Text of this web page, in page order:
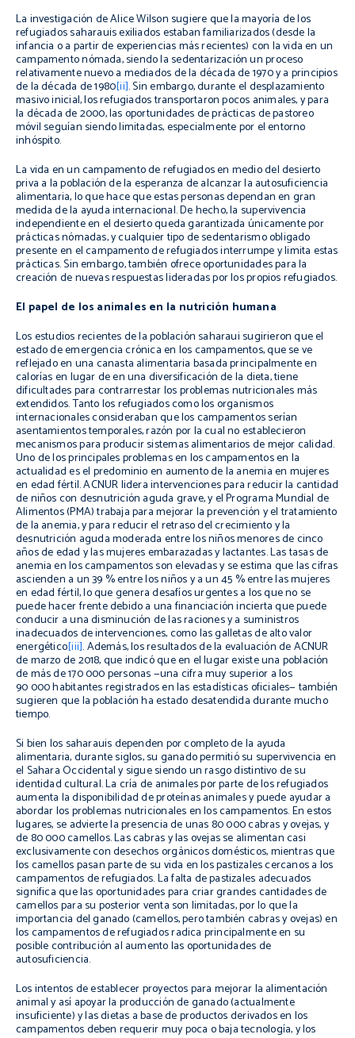
La investigación de Alice Wilson sugiere que la mayoría de los
refugiados saharauis exiliados estaban familiarizados (desde la
infancia o a partir de experiencias más recientes) con la vida en un
campamento nómada, siendo la sedentarización un proceso
relativamente nuevo a mediados de la década de 1970 y a principios
de la década de 1980[ii]. Sin embargo, durante el desplazamiento
masivo inicial, los refugiados transportaron pocos animales, y para
la década de 2000, las oportunidades de prácticas de pastoreo
móvil seguían siendo limitadas, especialmente por el entorno
inhóspito.
La vida en un campamento de refugiados en medio del desierto
priva a la población de la esperanza de alcanzar la autosuficiencia
alimentaria, lo que hace que estas personas dependan en gran
medida de la ayuda internacional. De hecho, la supervivencia
independiente en el desierto queda garantizada únicamente por
prácticas nómadas, y cualquier tipo de sedentarismo obligado
presente en el campamento de refugiados interrumpe y limita estas
prácticas. Sin embargo, también ofrece oportunidades para la
creación de nuevas respuestas lideradas por los propios refugiados.
El papel de los animales en la nutrición humana
Los estudios recientes de la población saharaui sugirieron que el
estado de emergencia crónica en los campamentos, que se ve
reflejado en una canasta alimentaria basada principalmente en
calorías en lugar de en una diversificación de la dieta, tiene
dificultades para contrarrestar los problemas nutricionales más
extendidos. Tanto los refugiados como los organismos
internacionales consideraban que los campamentos serían
asentamientos temporales, razón por la cual no establecieron
mecanismos para producir sistemas alimentarios de mejor calidad.
Uno de los principales problemas en los campamentos en la
actualidad es el predominio en aumento de la anemia en mujeres
en edad fértil. ACNUR lidera intervenciones para reducir la cantidad
de niños con desnutrición aguda grave, y el Programa Mundial de
Alimentos (PMA) trabaja para mejorar la prevención y el tratamiento
de la anemia, y para reducir el retraso del crecimiento y la
desnutrición aguda moderada entre los niños menores de cinco
años de edad y las mujeres embarazadas y lactantes. Las tasas de
anemia en los campamentos son elevadas y se estima que las cifras
ascienden a un 39 % entre los niños y a un 45 % entre las mujeres
en edad fértil, lo que genera desafíos urgentes a los que no se
puede hacer frente debido a una financiación incierta que puede
conducir a una disminución de las raciones y a suministros
inadecuados de intervenciones, como las galletas de alto valor
energético[iii]. Además, los resultados de la evaluación de ACNUR
de marzo de 2018, que indicó que en el lugar existe una población
de más de 170 000 personas —una cifra muy superior a los
90 000 habitantes registrados en las estadísticas oficiales— también
sugieren que la población ha estado desatendida durante mucho
tiempo.
Si bien los saharauis dependen por completo de la ayuda
alimentaria, durante siglos, su ganado permitió su supervivencia en
el Sahara Occidental y sigue siendo un rasgo distintivo de su
identidad cultural. La cría de animales por parte de los refugiados
aumenta la disponibilidad de proteínas animales y puede ayudar a
abordar los problemas nutricionales en los campamentos. En estos
lugares, se advierte la presencia de unas 80 000 cabras y ovejas, y
de 80 000 camellos. Las cabras y las ovejas se alimentan casi
exclusivamente con desechos orgánicos domésticos, mientras que
los camellos pasan parte de su vida en los pastizales cercanos a los
campamentos de refugiados. La falta de pastizales adecuados
significa que las oportunidades para criar grandes cantidades de
camellos para su posterior venta son limitadas, por lo que la
importancia del ganado (camellos, pero también cabras y ovejas) en
los campamentos de refugiados radica principalmente en su
posible contribución al aumento las oportunidades de
autosuficiencia.
Los intentos de establecer proyectos para mejorar la alimentación
animal y así apoyar la producción de ganado (actualmente
insuficiente) y las dietas a base de productos derivados en los
campamentos deben requerir muy poca o baja tecnología, y los